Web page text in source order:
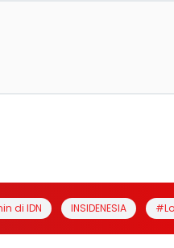
di IDN INSIDENESIA